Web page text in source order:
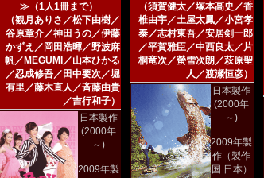
≫（1人1冊まで）
（観月ありさ／松下由樹／
谷原章介／神田うの／伊藤
かずえ／岡田浩暉／野波麻
帆／MEGUMI／山本ひかる
／忍成修吾／田中要次／堀
有里／藤木直人／斉藤由貴
／吉行和子）
日本製作
(2000年
～)
2009年製
（須賀健太／塚本高史／香
椎由宇／土屋太鳳／小宮孝
泰／志村東吾／安居剣一郎
／平賀雅臣／中西良太／片
桐竜次／螢雪次朗／萩原聖
人／渡瀬恒彦）
日本製作
(2000年
～)
2009年製
作（製作
国 日本）